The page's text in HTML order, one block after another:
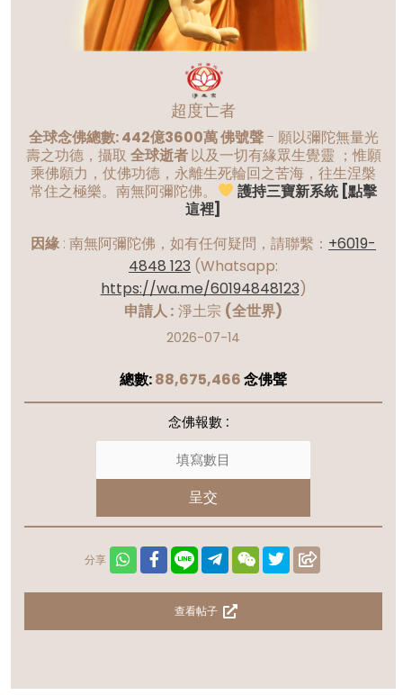
超度亡者
全球念佛總數: 442億3600萬 佛號聲- 願以彌陀無量光
壽之功德，攝取 全球逝者以及一切有緣眾生覺靈 ；惟願
乘佛願力，仗佛功德，永離生死輪回之苦海，往生涅槃
常住之極樂。南無阿彌陀佛。
護持三寶新系統 [點擊
這裡]
因緣 : 南無阿彌陀佛，如有任何疑問，請聯繫： +6019-
4848 123 (Whatsapp:
https://wa.me/60194848123)
申請人 : 淨土宗 (全世界)
2026-07-14
總數:88,675,466念佛聲
分享
查看帖子
念佛報數 :
呈交